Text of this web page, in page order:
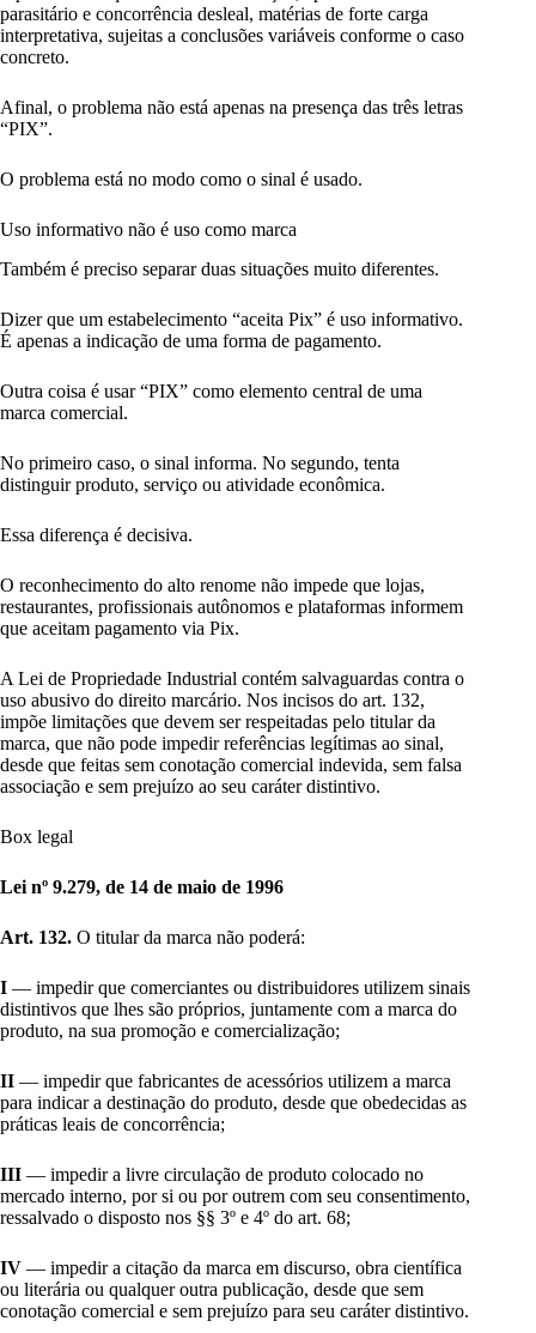
parasitário e concorrência desleal, matérias de forte carga
interpretativa, sujeitas a conclusões variáveis conforme o caso
concreto.
Afinal, o problema não está apenas na presença das três letras
“PIX”.
O problema está no modo como o sinal é usado.
Uso informativo não é uso como marca
Também é preciso separar duas situações muito diferentes.
Dizer que um estabelecimento “aceita Pix” é uso informativo.
É apenas a indicação de uma forma de pagamento.
Outra coisa é usar “PIX” como elemento central de uma
marca comercial.
No primeiro caso, o sinal informa. No segundo, tenta
distinguir produto, serviço ou atividade econômica.
Essa diferença é decisiva.
O reconhecimento do alto renome não impede que lojas,
restaurantes, profissionais autônomos e plataformas informem
que aceitam pagamento via Pix.
A Lei de Propriedade Industrial contém salvaguardas contra o
uso abusivo do direito marcário. Nos incisos do art. 132,
impõe limitações que devem ser respeitadas pelo titular da
marca, que não pode impedir referências legítimas ao sinal,
desde que feitas sem conotação comercial indevida, sem falsa
associação e sem prejuízo ao seu caráter distintivo.
Box legal
Lei nº 9.279, de 14 de maio de 1996
Art. 132. O titular da marca não poderá:
I — impedir que comerciantes ou distribuidores utilizem sinais
distintivos que lhes são próprios, juntamente com a marca do
produto, na sua promoção e comercialização;
II — impedir que fabricantes de acessórios utilizem a marca
para indicar a destinação do produto, desde que obedecidas as
práticas leais de concorrência;
III — impedir a livre circulação de produto colocado no
mercado interno, por si ou por outrem com seu consentimento,
ressalvado o disposto nos §§ 3º e 4º do art. 68;
IV — impedir a citação da marca em discurso, obra científica
ou literária ou qualquer outra publicação, desde que sem
conotação comercial e sem prejuízo para seu caráter distintivo.